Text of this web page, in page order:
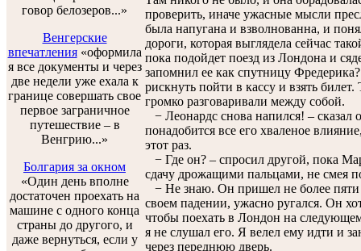
говор белозеров...»
Венгерские
впечатления«оформила
я все документы и через
две недели уже ехала к
границе совершать свое
первое заграничное
путешествие – в
Венгрию...»
Болгария за окном
«Один день вполне
достаточен проехать на
машине с одного конца
страны до другого, и
даже вернуться, если у
проверить, иначе ужасные мысли
была напугана и взволнованна, и
дороги, которая выглядела сейчас
пока подойдет поезд из Лондона и
запомнил ее как спутницу
рискнуть пойти в кассу и взять
громко разговаривали между собой.
− Леонардс снова напился! –
понадобится все его хваленое
этот раз.
− Где он? – спросил другой, пока
сдачу дрожащими пальцами, не смея
− Не знаю. Он пришел не более пяти
своем падении, ужасно ругался. Он
чтобы поехать в Лондон на
я не слушал его. Я велел ему идти и
через переднюю дверь.